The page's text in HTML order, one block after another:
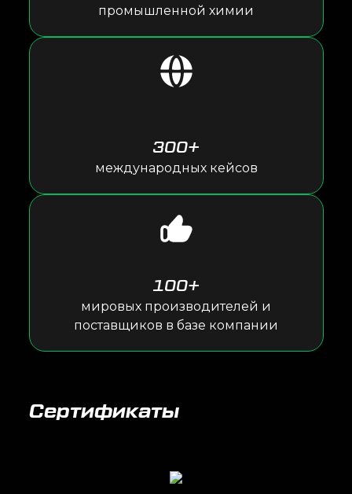
промышленной химии
300+
международных кейсов
100+
мировых производителей и
поставщиков в базе компании
Сертификаты